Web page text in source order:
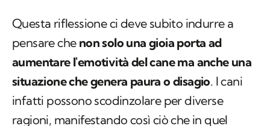
Questa riflessione ci deve subito indurre a
pensare chenon solo una gioia porta ad
aumentare l'emotività del cane ma anche una
situazione che genera paura o disagio. I cani
infatti possono scodinzolare per diverse
ragioni, manifestando così ciò che in quel